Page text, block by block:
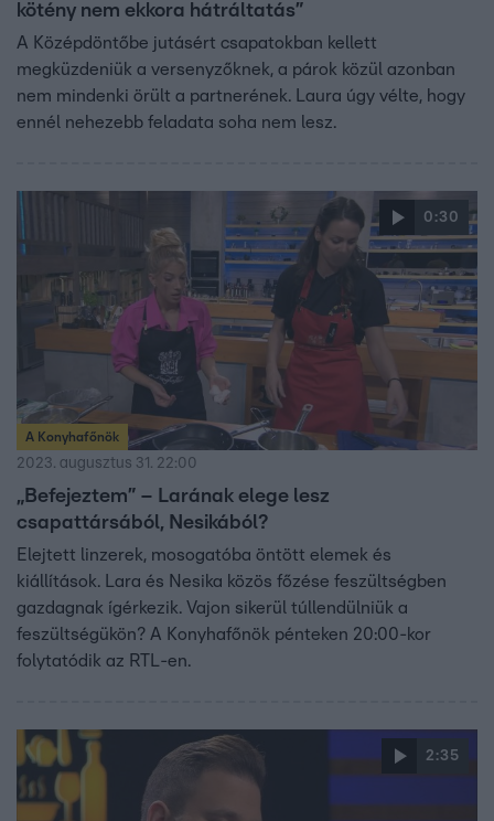
kötény nem ekkora hátráltatás”
A Középdöntőbe jutásért csapatokban kellett
megküzdeniük a versenyzőknek, a párok közül azonban
nem mindenki örült a partnerének. Laura úgy vélte, hogy
ennél nehezebb feladata soha nem lesz.
0:30
A Konyhafőnök
2023. augusztus 31. 22:00
„Befejeztem” – Larának elege lesz
csapattársából, Nesikából?
Elejtett linzerek, mosogatóba öntött elemek és
kiállítások. Lara és Nesika közös főzése feszültségben
gazdagnak ígérkezik. Vajon sikerül túllendülniük a
feszültségükön? A Konyhafőnök pénteken 20:00-kor
folytatódik az RTL-en.
2:35